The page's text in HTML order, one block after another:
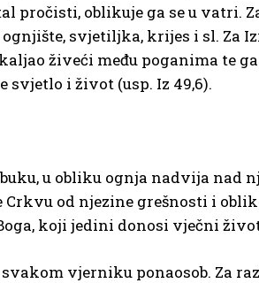
pročisti, oblikuje ga se u vatri.
svjetiljka, krijes i sl. Za
živeći među poganima te
svjetlo i život (usp. Iz 49,6).
u obliku ognja nadvija nad
od njezine grešnosti i
koji jedini donosi vječni
vjerniku ponaosob. Za